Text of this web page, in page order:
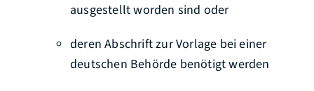
ausgestellt worden sind oder
deren Abschrift zur Vorlage bei einer
deutschen Behörde benötigt werden